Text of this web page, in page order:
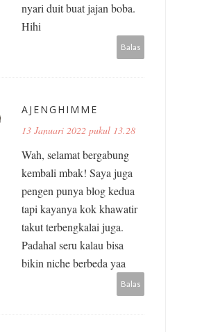
nyari duit buat jajan boba.
Hihi
Balas
AJENGHIMME
13 Januari 2022 pukul 13.28
Wah, selamat bergabung
kembali mbak! Saya juga
pengen punya blog kedua
tapi kayanya kok khawatir
takut terbengkalai juga.
Padahal seru kalau bisa
bikin niche berbeda yaa
Balas